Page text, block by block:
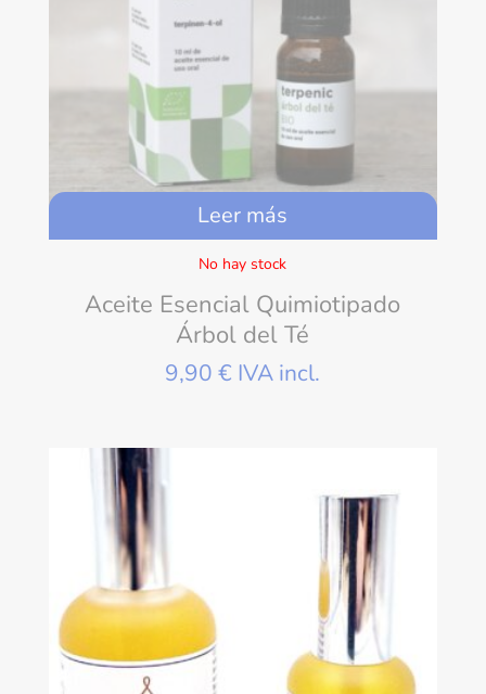
Leer más
No hay stock
Aceite Esencial Quimiotipado
Árbol del Té
9,90€ IVA incl.